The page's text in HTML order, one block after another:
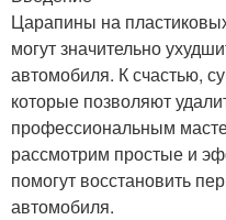
Царапины на
могут значительно
автомобиля. К счастью,
которые позволяют
профессиональным
рассмотрим простые и
помогут восстановить
автомобиля.